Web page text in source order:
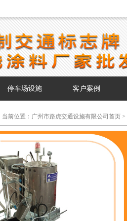
停车场设施 客户案例
当前位置： 广州市路虎交通设施有限公司首页 >
自走式振动雨线机